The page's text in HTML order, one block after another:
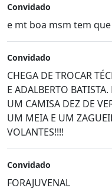
Convidado
e mt boa msm tem
Convidado
CHEGA DE TROCAR
E ADALBERTO
UM CAMISA DEZ DE
UM MEIA E UM
VOLANTES!!!!
Convidado
FORAJUVENAL